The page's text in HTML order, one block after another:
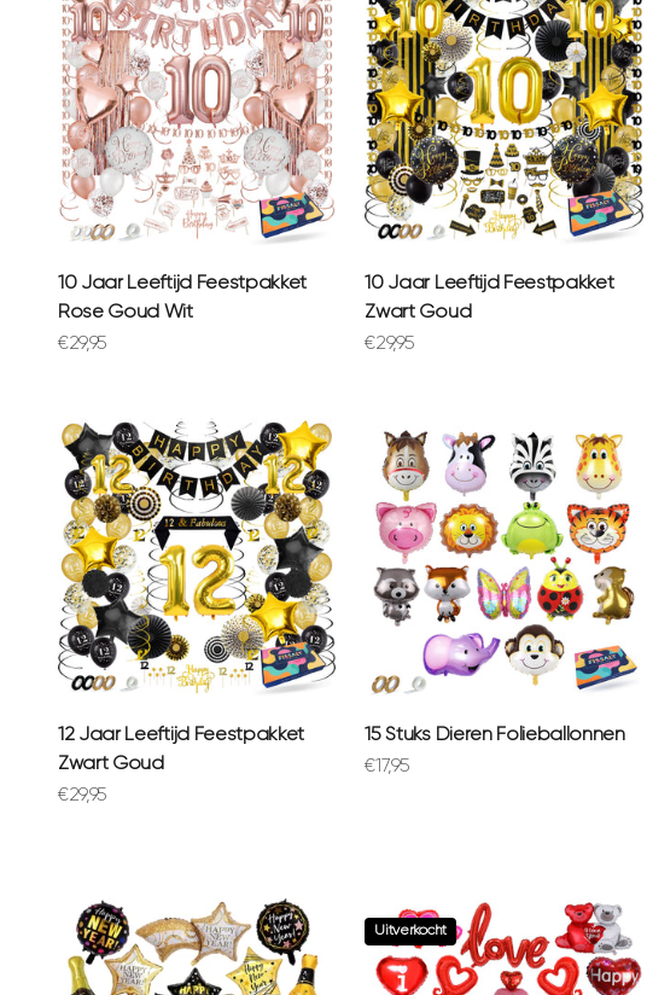
10 Jaar Leeftijd Feestpakket
Rose Goud Wit
Aanbiedingsprijs
€29,95
10 Jaar Leeftijd Feestpakket
Zwart Goud
Aanbiedingsprijs
€29,95
12 Jaar Leeftijd Feestpakket
Zwart Goud
Aanbiedingsprijs
€29,95
15 Stuks Dieren Folieballonnen
Aanbiedingsprijs
€17,95
Uitverkocht